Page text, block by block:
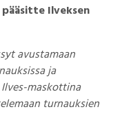
Ilveksen
avustamaan
ja
maskottina
turnauksien